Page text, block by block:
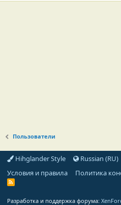
Пользователи
Hihglander Style
Russian (RU)
Условия и правила
Политика
R
Разработка и поддержка форума: